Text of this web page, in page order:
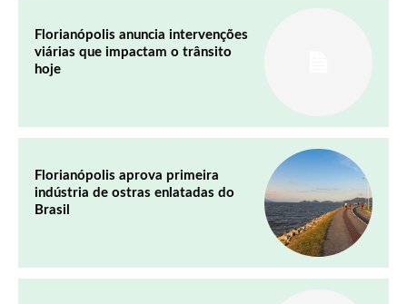
Florianópolis anuncia intervenções
viárias que impactam o trânsito
hoje
Florianópolis aprova primeira
indústria de ostras enlatadas do
Brasil